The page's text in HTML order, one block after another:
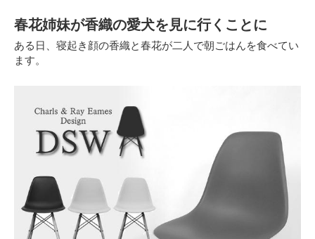
春花姉妹が香織の愛犬を見に行くことに
ある日、寝起き顔の香織と春花が二人で朝ごはんを食べてい
ます。